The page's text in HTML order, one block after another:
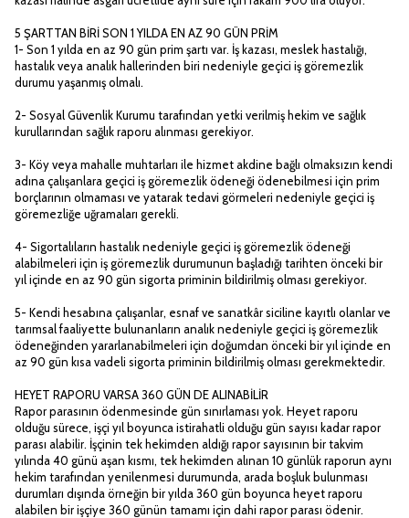
5 ŞARTTAN BİRİ SON 1 YILDA EN AZ 90 GÜN PRİM
1- Son 1 yılda en az 90 gün prim şartı var. İş kazası, meslek hastalığı,
hastalık veya analık hallerinden biri nedeniyle geçici iş göremezlik
durumu yaşanmış olmalı.
2- Sosyal Güvenlik Kurumu tarafından yetki verilmiş hekim ve sağlık
kurullarından sağlık raporu alınması gerekiyor.
3- Köy veya mahalle muhtarları ile hizmet akdine bağlı olmaksızın kendi
adına çalışanlara geçici iş göremezlik ödeneği ödenebilmesi için prim
borçlarının olmaması ve yatarak tedavi görmeleri nedeniyle geçici iş
göremezliğe uğramaları gerekli.
4- Sigortalıların hastalık nedeniyle geçici iş göremezlik ödeneği
alabilmeleri için iş göremezlik durumunun başladığı tarihten önceki bir
yıl içinde en az 90 gün sigorta priminin bildirilmiş olması gerekiyor.
5- Kendi hesabına çalışanlar, esnaf ve sanatkâr siciline kayıtlı olanlar ve
tarımsal faaliyette bulunanların analık nedeniyle geçici iş göremezlik
ödeneğinden yararlanabilmeleri için doğumdan önceki bir yıl içinde en
az 90 gün kısa vadeli sigorta priminin bildirilmiş olması gerekmektedir.
HEYET RAPORU VARSA 360 GÜN DE ALINABİLİR
Rapor parasının ödenmesinde gün sınırlaması yok. Heyet raporu
olduğu sürece, işçi yıl boyunca istirahatli olduğu gün sayısı kadar rapor
parası alabilir. İşçinin tek hekimden aldığı rapor sayısının bir takvim
yılında 40 günü aşan kısmı, tek hekimden alınan 10 günlük raporun aynı
hekim tarafından yenilenmesi durumunda, arada boşluk bulunması
durumları dışında örneğin bir yılda 360 gün boyunca heyet raporu
alabilen bir işçiye 360 günün tamamı için dahi rapor parası ödenir.